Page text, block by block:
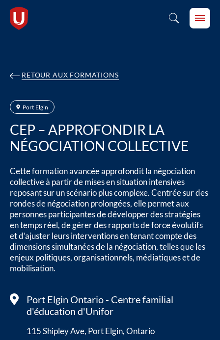
RETOUR AUX FORMATIONS
Port Elgin
CEP – APPROFONDIR LA
NÉGOCIATION COLLECTIVE
Cette formation avancée approfondit la négociation
collective à partir de mises en situation intensives
reposant sur un scénario plus complexe. Centrée sur des
rondes de négociation prolongées, elle permet aux
personnes participantes de développer des stratégies
en temps réel, de gérer des rapports de force évolutifs
et d’ajuster leurs interventions en tenant compte des
dimensions simultanées de la négociation, telles que les
enjeux politiques, organisationnels, médiatiques et de
mobilisation.
Port Elgin Ontario - Centre familial
d'éducation d'Unifor
115 Shipley Ave, Port Elgin, Ontario